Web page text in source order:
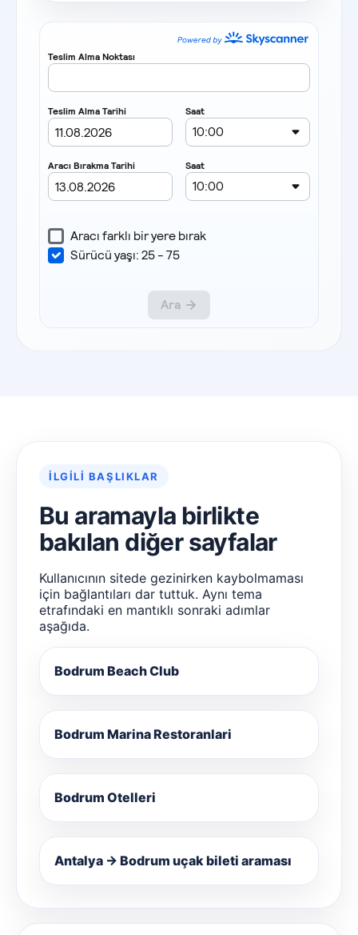
İLGILI BAŞLIKLAR
Bu aramayla birlikte
bakılan diğer sayfalar
Kullanıcının sitede gezinirken kaybolmaması
için bağlantıları dar tuttuk. Aynı tema
etrafındaki en mantıklı sonraki adımlar
aşağıda.
Bodrum Beach Club
Bodrum Marina Restoranlari
Bodrum Otelleri
Antalya → Bodrum uçak bileti araması